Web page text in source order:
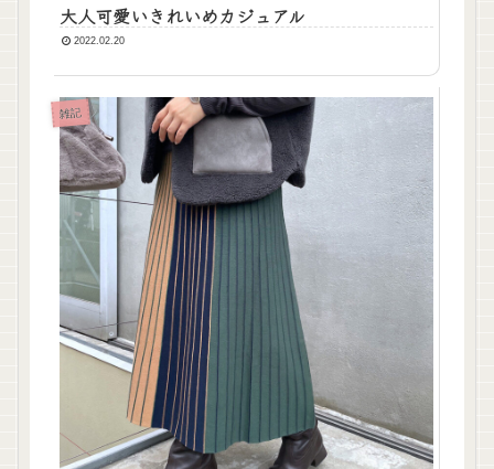
大人可愛いきれいめカジュアル
2022.02.20
雑記